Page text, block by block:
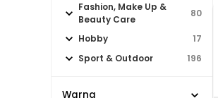
Fashion, Make Up &
Beauty Care
80
Hobby
17
Sport & Outdoor
196
Warna